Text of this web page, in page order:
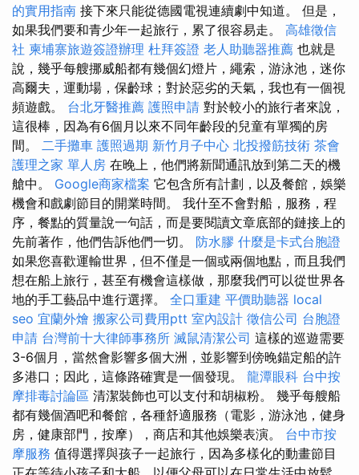
的實用指南 接下來只能從德國電視連續劇中知道。 但是，
如果我們要和青少年一起旅行，累了很容易走。 高雄徵信
社 柬埔寨旅遊簽證辦理 杜拜簽證 老人助聽器推薦 也就是
說，幾乎每艘挪威船都有幾個幻燈片，繩索，游泳池，迷你
高爾夫，運動場，保齡球；對於惡劣的天氣，我也有一個視
頻遊戲。 台北牙醫推薦 護照申請 對於較小的旅行者來說，
這很棒，因為有6個月以來不同年齡段的兒童有單獨的房
間。 二手攤車 護照過期 新竹月子中心 北投撥筋技術 茶會
護理之家 單人房 在晚上，他們將新聞通訊放到第二天的機
艙中。 Google商家檔案 它包含所有計劃，以及餐館，娛樂
機會和戲劇節目的開業時間。 我什至不會對船，服務，程
序，餐點的質量說一句話，而是要閱讀文章底部的鏈接上的
先前著作，他們告訴他們一切。 防水膠 什麼是卡式台胞證
如果您喜歡運輸世界，但不僅是一個或兩個地點，而且我們
想在船上旅行，甚至有機會這樣做，那麼我們可以從世界各
地的手工藝品中進行選擇。 全口重建 平價助聽器 local
seo 宜蘭外燴 搬家公司費用ptt 室內設計 徵信公司 台胞證
申請 台灣前十大律師事務所 滅鼠清潔公司 這樣的巡遊需要
3-6個月，當然會影響多個大洲，並影響到傍晚錨定船的許
多港口；因此，這條路確實是一個發現。 龍潭眼科 台中按
摩排毒討論區 清潔裝飾也可以支付和胡椒粉。 幾乎每艘船
都有幾個酒吧和餐館，各種舒適服務（電影，游泳池，健身
房，健康部門，按摩），商店和其他娛樂表演。 台中市按
摩服務 值得選擇與孩子一起旅行，因為多樣化的動畫節目